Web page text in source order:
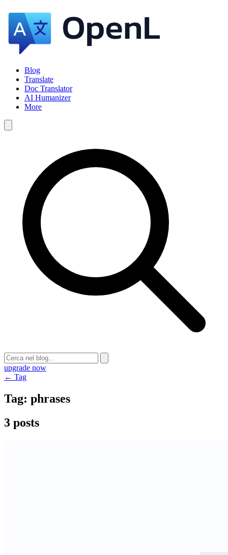
Blog
Translate
Doc Translator
AI Humanizer
More
upgrade now
← Tag
Tag: phrases
3 posts